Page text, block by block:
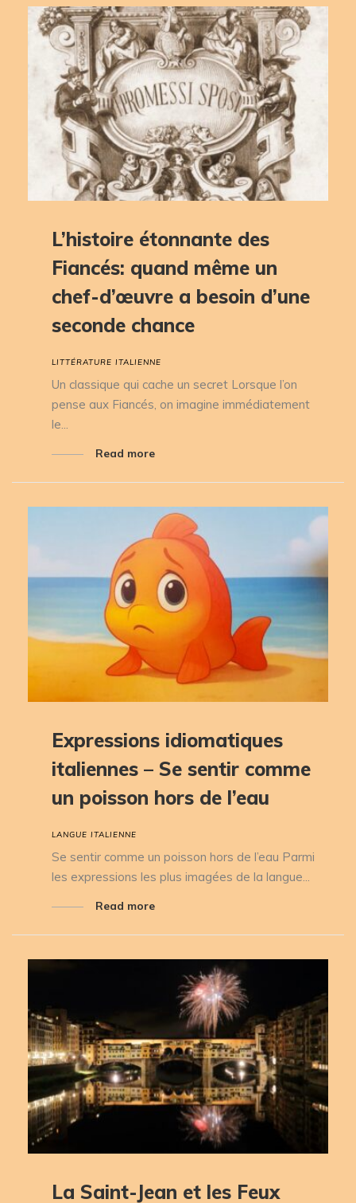
LITTÉRATURE ITALIENNE
L’histoire étonnante des
Fiancés: quand même un
chef-d’œuvre a besoin d’une
seconde chance
Un classique qui cache un secret Lorsque l’on
pense aux Fiancés, on imagine immédiatement
le...
Read more
LANGUE ITALIENNE
Expressions idiomatiques
italiennes – Se sentir comme
un poisson hors de l’eau
Se sentir comme un poisson hors de l’eau Parmi
les expressions les plus imagées de la langue...
Read more
La Saint-Jean et les Feux